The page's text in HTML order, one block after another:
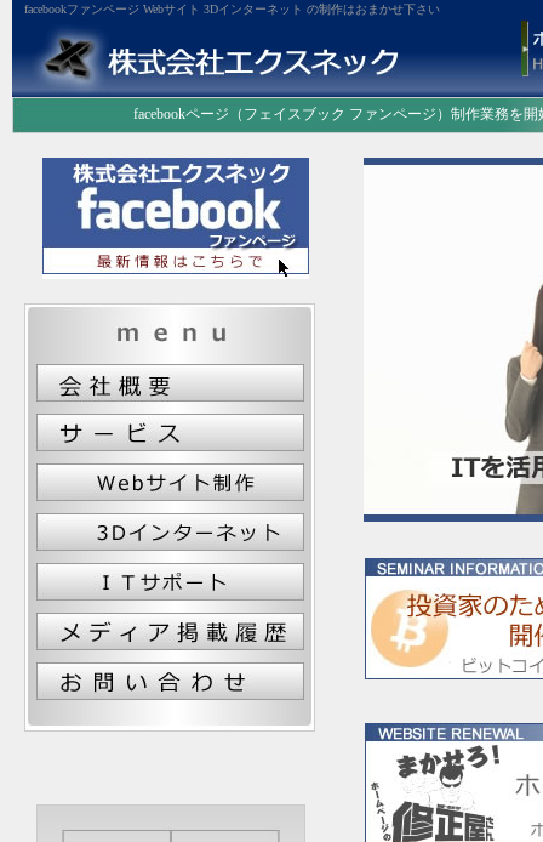
facebookファンページ Webサイト 3Dインターネット の制作はおまかせ下さい
facebookページ（フェイスブック ファンページ）制作業務を開